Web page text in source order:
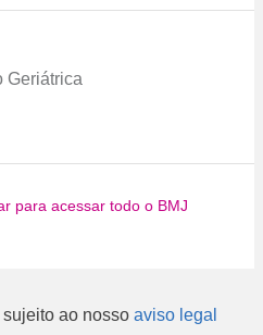
Geriátrica
para acessar todo o BMJ
ao nosso aviso legal